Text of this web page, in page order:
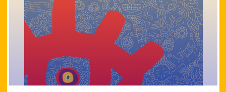
sur
cinéma
latino-
américain